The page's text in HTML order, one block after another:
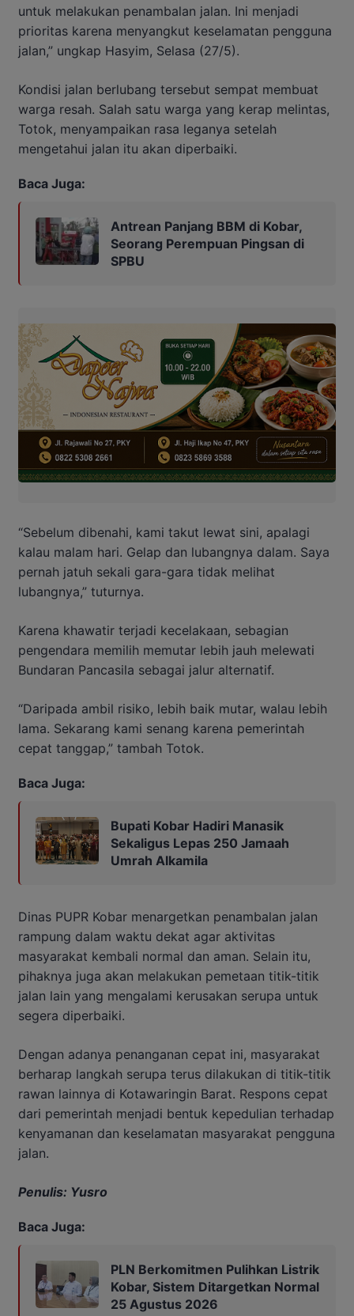
untuk melakukan penambalan jalan. Ini menjadi
prioritas karena menyangkut keselamatan pengguna
jalan,” ungkap Hasyim, Selasa (27/5).
Kondisi jalan berlubang tersebut sempat membuat
warga resah. Salah satu warga yang kerap melintas,
Totok, menyampaikan rasa leganya setelah
mengetahui jalan itu akan diperbaiki.
Baca Juga:
Antrean Panjang BBM di Kobar,
Seorang Perempuan Pingsan di
SPBU
“Sebelum dibenahi, kami takut lewat sini, apalagi
kalau malam hari. Gelap dan lubangnya dalam. Saya
pernah jatuh sekali gara-gara tidak melihat
lubangnya,” tuturnya.
Karena khawatir terjadi kecelakaan, sebagian
pengendara memilih memutar lebih jauh melewati
Bundaran Pancasila sebagai jalur alternatif.
“Daripada ambil risiko, lebih baik mutar, walau lebih
lama. Sekarang kami senang karena pemerintah
cepat tanggap,” tambah Totok.
Baca Juga:
Bupati Kobar Hadiri Manasik
Sekaligus Lepas 250 Jamaah
Umrah Alkamila
Dinas PUPR Kobar menargetkan penambalan jalan
rampung dalam waktu dekat agar aktivitas
masyarakat kembali normal dan aman. Selain itu,
pihaknya juga akan melakukan pemetaan titik-titik
jalan lain yang mengalami kerusakan serupa untuk
segera diperbaiki.
Dengan adanya penanganan cepat ini, masyarakat
berharap langkah serupa terus dilakukan di titik-titik
rawan lainnya di Kotawaringin Barat. Respons cepat
dari pemerintah menjadi bentuk kepedulian terhadap
kenyamanan dan keselamatan masyarakat pengguna
jalan.
Penulis: Yusro
Baca Juga:
PLN Berkomitmen Pulihkan Listrik
Kobar, Sistem Ditargetkan Normal
25 Agustus 2026